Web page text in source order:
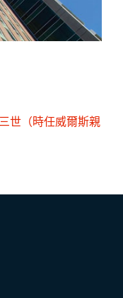
世（時任威爾斯親